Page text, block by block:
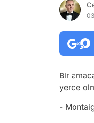
Bir
yerde
-